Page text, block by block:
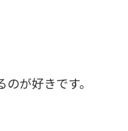
が好きです。